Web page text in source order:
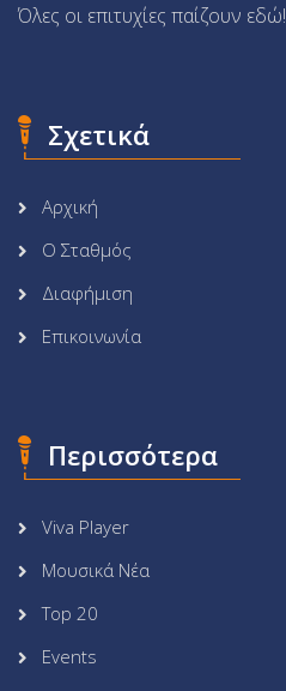
Όλες οι επιτυχίες παίζουν εδώ!
Σχετικά
Αρχική
Ο Σταθμός
Διαφήμιση
Επικοινωνία
Περισσότερα
Viva Player
Μουσικά Νέα
Top 20
Events